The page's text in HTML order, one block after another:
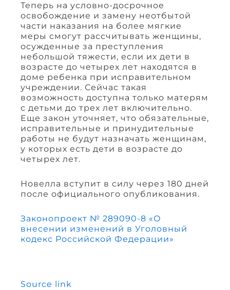
Теперь на условно-досрочное
освобождение и замену неотбытой
части наказания на более мягкие
меры смогут рассчитывать женщины,
осужденные за преступления
небольшой тяжести, если их дети в
возрасте до четырех лет находятся в
доме ребенка при исправительном
учреждении. Сейчас такая
возможность доступна только матерям
с детьми до трех лет включительно.
Еще закон уточняет, что обязательные,
исправительные и принудительные
работы не будут назначать женщинам,
у которых есть дети в возрасте до
четырех лет.
Новелла вступит в силу через 180 дней
после официального опубликования.
Законопроект № 289090-8 «О
внесении изменений в Уголовный
кодекс Российской Федерации»
Source link